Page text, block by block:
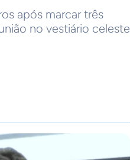
após marcar três
no vestiário celeste